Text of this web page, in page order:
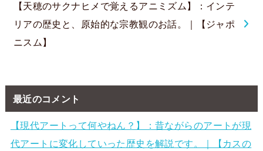
【天穂のサクナヒメで覚えるアニミズム】：インテ
リアの歴史と、原始的な宗教観のお話。｜【ジャポ
ニスム】
最近のコメント
【現代アートって何やねん？】：昔ながらのアートが現
代アートに変化していった歴史を解説です。｜【カスの